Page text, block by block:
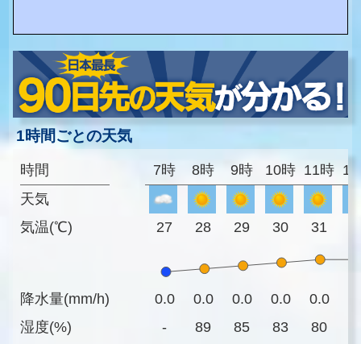
1時間ごとの天気
時間
天気
気温(℃)
降水量(mm/h)
湿度(%)
7時 8時 9時 10時 11時
27 28 29 30 31
0.0 0.0 0.0 0.0 0.0
-
89 85 83 80